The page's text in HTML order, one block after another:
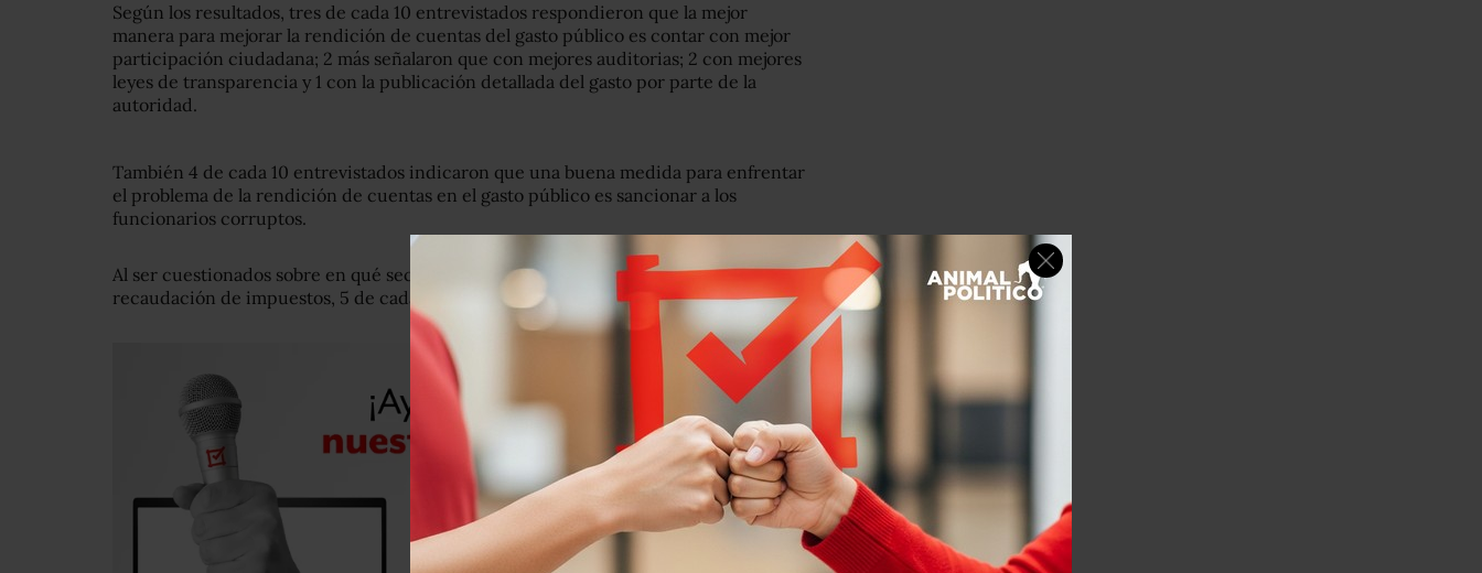
Según los resultados, tres de cada 10 entrevistados respondieron que la mejor
manera para mejorar la rendición de cuentas del gasto público es contar con mejor
participación ciudadana; 2 más señalaron que con mejores auditorias; 2 con mejores
leyes de transparencia y 1 con la publicación detallada del gasto por parte de la
autoridad.
También 4 de cada 10 entrevistados indicaron que una buena medida para enfrentar
el problema de la rendición de cuentas en el gasto público es sancionar a los
funcionarios corruptos.
Al ser cuestionados sobre en qué sectores se debe invertir el dinero de la
recaudación de impuestos, 5 de cada 10 dijeron que en educación y 3 en salud.